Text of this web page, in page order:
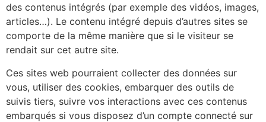
des contenus intégrés (par exemple des vidéos, images,
articles…). Le contenu intégré depuis d’autres sites se
comporte de la même manière que si le visiteur se
rendait sur cet autre site.
Ces sites web pourraient collecter des données sur
vous, utiliser des cookies, embarquer des outils de
suivis tiers, suivre vos interactions avec ces contenus
embarqués si vous disposez d’un compte connecté sur